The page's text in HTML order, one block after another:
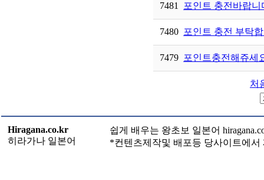
7481 포인트 충전바랍니
7480 포인트 충전 부탁
7479 포인트충전해쥬세
처
Hiragana.co.kr
히라가나 일본어
쉽게 배우는 왕초보 일본어
*컨텐츠제작및 배포등 당사이트에